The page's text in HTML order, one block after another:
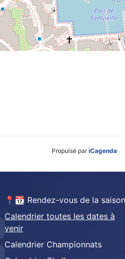
Propulsé pariCagenda
📍📆 Rendez-vous de la saison
Calendrier toutes les dates à
venir
Calendrier Championnats